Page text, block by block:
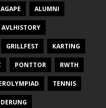
AGAPE ALUMNI
AVLHISTORY
GRILLFEST KARTING
PONTTOR RWTH
TENNIS